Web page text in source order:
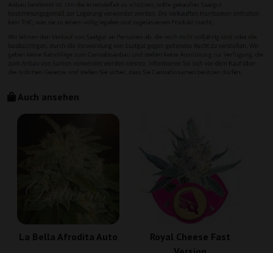
Auch ansehen
La Bella Afrodita Auto
Royal Cheese Fast